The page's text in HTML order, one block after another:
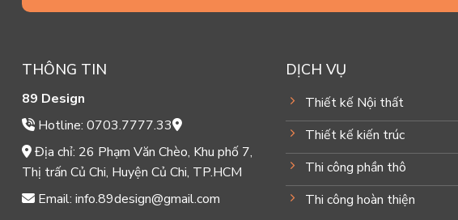
THÔNG TIN
89 Design
Hotline: 0703.7777.33
Địa chỉ: 26 Phạm Văn Chèo, Khu phố 7,
Thị trấn Củ Chi, Huyện Củ Chi, TP.HCM
Email: info.89design@gmail.com
DỊCH VỤ
Thiết kế Nội thất
Thiết kế kiến trúc
Thi công phần thô
Thi công hoàn thiện